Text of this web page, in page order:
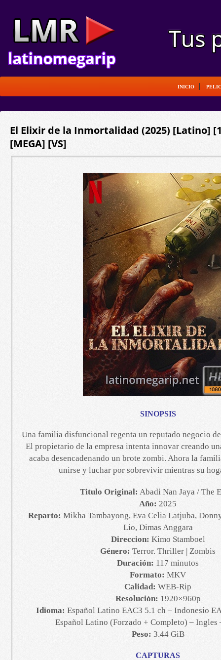
INICIO
El Elixir de la Inmortalidad (2025) [Latino]
[MEGA] [VS]
SINOPSIS
Una familia disfuncional regenta un reputado negocio
El propietario de la empresa intenta innovar creando
acaba desencadenando un brote zombi. Ahora la
unirse y luchar por sobrevivir mientras su
Titulo Original: Abadi Nan Jaya / The
Año: 2025
Reparto: Mikha Tambayong, Eva Celia Latjuba,
Lio, Dimas Anggara
Direccion: Kimo Stamboel
Género: Terror. Thriller | Zombis
Duración: 117 minutos
Formato: MKV
Calidad: WEB-Rip
Resolución: 1920×960p
Idioma: Español Latino EAC3 5.1 ch – Indonesio
Español Latino (Forzado + Completo) – Ingles
Peso: 3.44 GiB
CAPTURAS